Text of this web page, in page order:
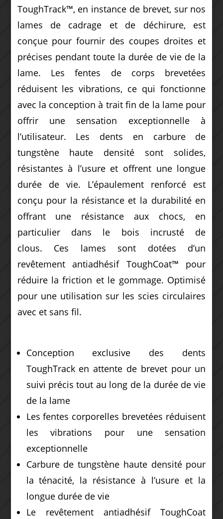
ToughTrack™, en instance de brevet, sur nos
lames de cadrage et de déchirure, est
conçue pour fournir des coupes droites et
précises pendant toute la durée de vie de la
lame. Les fentes de corps brevetées
réduisent les vibrations, ce qui fonctionne
avec la conception à trait fin de la lame pour
offrir une sensation exceptionnelle à
l’utilisateur. Les dents en carbure de
tungstène haute densité sont solides,
résistantes à l’usure et offrent une longue
durée de vie. L’épaulement renforcé est
conçu pour la résistance et la durabilité en
offrant une résistance aux chocs, en
particulier dans le bois incrusté de
clous. Ces lames sont dotées d’un
revêtement antiadhésif ToughCoat™ pour
réduire la friction et le gommage. Optimisé
pour une utilisation sur les scies circulaires
avec et sans fil.
Conception exclusive des dents
ToughTrack en attente de brevet pour un
suivi précis tout au long de la durée de vie
de la lame
Les fentes corporelles brevetées réduisent
les vibrations pour une sensation
exceptionnelle
Carbure de tungstène haute densité pour
la ténacité, la résistance à l’usure et la
longue durée de vie
Le revêtement antiadhésif ToughCoat